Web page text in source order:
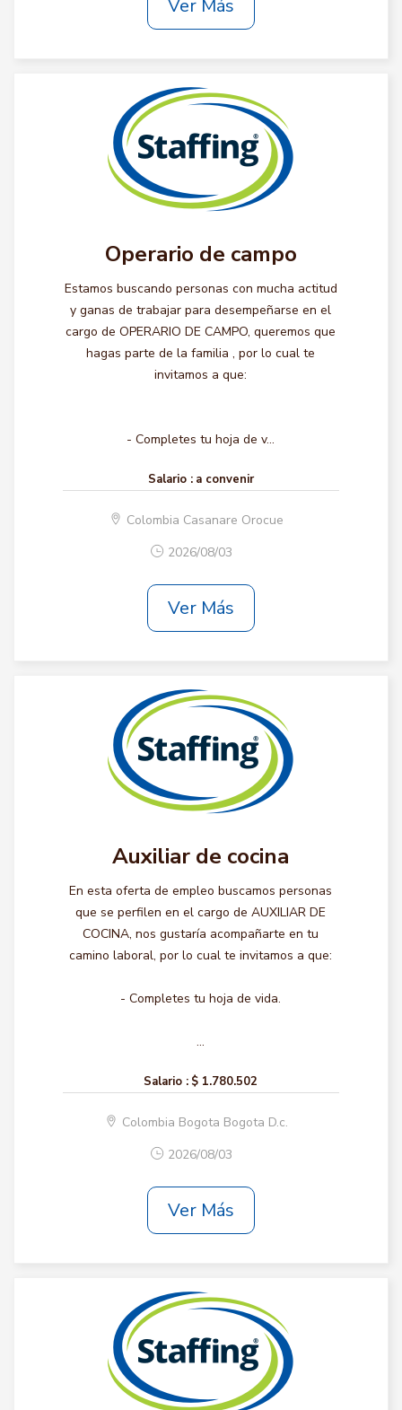
Ver Más
Operario de campo
Estamos buscando personas con mucha actitud
y ganas de trabajar para desempeñarse en el
cargo de OPERARIO DE CAMPO, queremos que
hagas parte de la familia , por lo cual te
invitamos a que:
- Completes tu hoja de v...
Salario : a convenir
Colombia Casanare Orocue
2026/08/03
Ver Más
Auxiliar de cocina
En esta oferta de empleo buscamos personas
que se perfilen en el cargo de AUXILIAR DE
COCINA, nos gustaría acompañarte en tu
camino laboral, por lo cual te invitamos a que:
- Completes tu hoja de vida.
...
Salario : $ 1.780.502
Colombia Bogota Bogota D.c.
2026/08/03
Ver Más